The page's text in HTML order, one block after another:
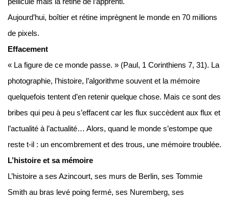
Aujourd’hui, boîtier et rétine imprègnent le monde en 70 millions
de pixels.
Effacement
« La figure de ce monde passe. » (Paul, 1 Corinthiens 7, 31). La
photographie, l’histoire, l’algorithme souvent et la mémoire
quelquefois tentent d’en retenir quelque chose. Mais ce sont des
bribes qui peu à peu s’effacent car les flux succèdent aux flux et
l’actualité à l’actualité… Alors, quand le monde s’estompe que
reste t-il : un encombrement et des trous, une mémoire troublée.
L’histoire et sa mémoire
L’histoire a ses Azincourt, ses murs de Berlin, ses Tommie
Smith au bras levé poing fermé, ses Nuremberg, ses